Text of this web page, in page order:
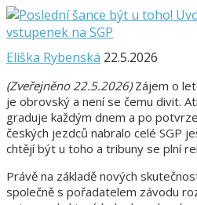
Eliška Rybenská 22.5.2026
(Zveřejněno 22.5.2026)Zájem o
je obrovský a není se čemu divit.
graduje každým dnem a po
českých jezdců nabralo celé SGP
chtějí být u toho a tribuny se plní
Právě na základě nových
společně s pořadatelem závodu